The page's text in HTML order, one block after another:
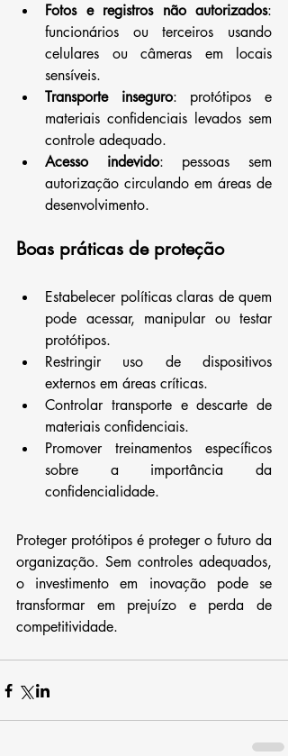
Fotos e registros não autorizados:
funcionários ou terceiros usando
celulares ou câmeras em locais
sensíveis.
Transporte inseguro: protótipos e
materiais confidenciais levados sem
controle adequado.
Acesso indevido: pessoas sem
autorização circulando em áreas de
desenvolvimento.
Boas práticas de proteção
Estabelecer políticas claras de quem
pode acessar, manipular ou testar
protótipos.
Restringir uso de dispositivos
externos em áreas críticas.
Controlar transporte e descarte de
materiais confidenciais.
Promover treinamentos específicos
sobre a importância da
confidencialidade.
Proteger protótipos é proteger o futuro da
organização. Sem controles adequados,
o investimento em inovação pode se
transformar em prejuízo e perda de
competitividade.